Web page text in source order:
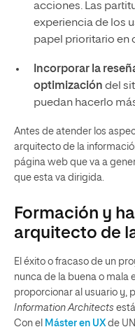
acciones. Las
experiencia de los
papel prioritario en
Incorporar la
optimización del
puedan hacerlo
Antes de atender los
arquitecto de la
página web que va a
que esta va dirigida.
Formación y
arquitecto de
El éxito o fracaso de un
nunca de la buena o mala
proporcionar al usuario y,
Information Architects
Con el Máster en UXde